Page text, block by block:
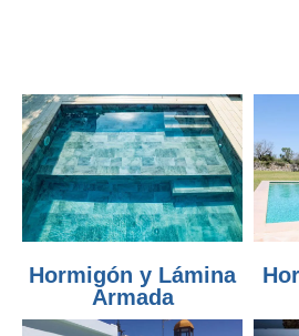
Hormigón y Lámina
Armada